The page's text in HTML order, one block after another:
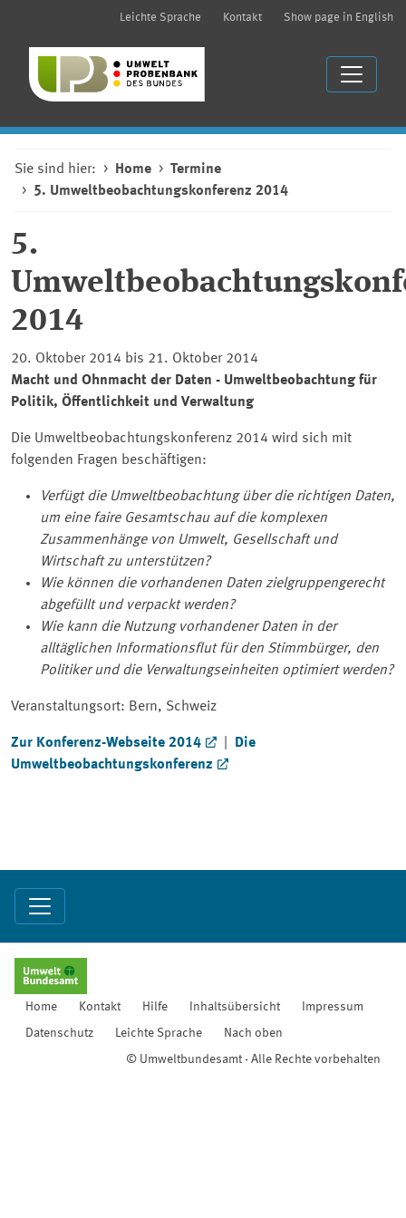
Leichte Sprache Kontakt Show page in English
Sie sind hier: Home
Termine
5. Umweltbeobachtungskonferenz 2014
5.
2014
20. Oktober 2014 bis 21. Oktober 2014
Macht und Ohnmacht der Daten - Umweltbeobachtung für
Politik, Öffentlichkeit und Verwaltung
Die Umweltbeobachtungskonferenz 2014 wird sich mit
folgenden Fragen beschäftigen:
Verfügt die Umweltbeobachtung über die richtigen Daten,
um eine faire Gesamtschau auf die komplexen
Zusammenhänge von Umwelt, Gesellschaft und
Wirtschaft zu unterstützen?
Wie können die vorhandenen Daten zielgruppengerecht
abgefüllt und verpackt werden?
Wie kann die Nutzung vorhandener Daten in der
alltäglichen Informationsflut für den Stimmbürger, den
Politiker und die Verwaltungseinheiten optimiert werden?
Veranstaltungsort: Bern, Schweiz
Zur Konferenz-Webseite 2014
Die
Umweltbeobachtungskonferenz
Home Kontakt Hilfe Inhaltsübersicht Impressum
Datenschutz Leichte Sprache Nach oben
© Umweltbundesamt - Alle Rechte vorbehalten